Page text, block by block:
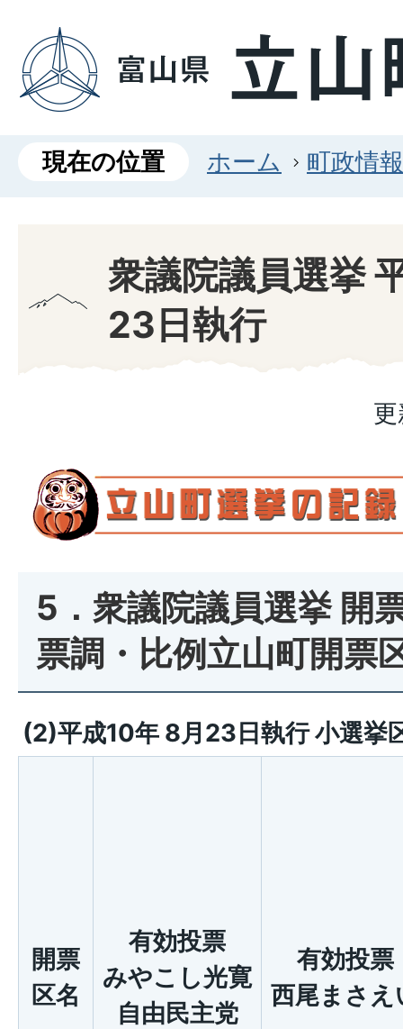
現在の位置 ホーム 町政情報
衆議院議員選挙
23日執行
5．衆議院議員選挙 開
票調・比例立山町開票
(2)平成10年 8月23日執行 小選挙
開票
区名
有効投票
みやこし光寛
自由民主党
有効投票
西尾まさえ